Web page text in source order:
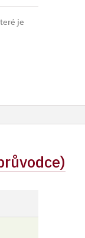
je